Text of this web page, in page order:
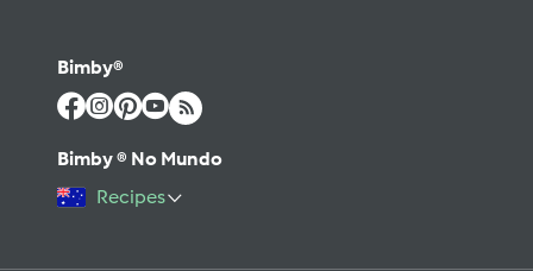
Bimby®
Bimby ® No Mundo
Recipes